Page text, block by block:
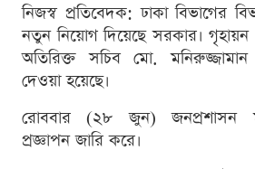
নিজস্ব প্রতিবেদক: ঢাকা বিভাগের
নতুন নিয়োগ দিয়েছে সরকার। গৃহায়ন
অতিরিক্ত সচিব মো.
দেওয়া হয়েছে।
রোববার (২৮ জুন) জনপ্রশাসন
প্রজ্ঞাপন জারি করে।